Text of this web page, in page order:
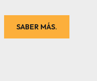
SABER MÁS.